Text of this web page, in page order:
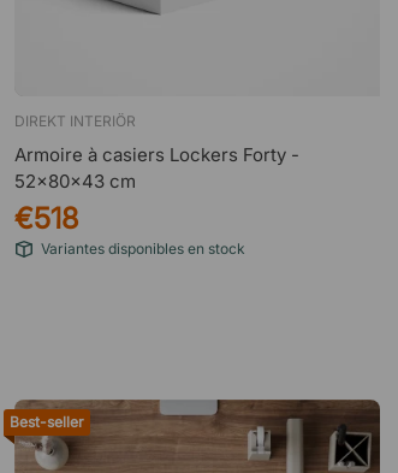
DIREKT INTERIÖR
Armoire à casiers Lockers Forty -
52x80x43 cm
€518
Variantes disponibles en stock
Best-seller